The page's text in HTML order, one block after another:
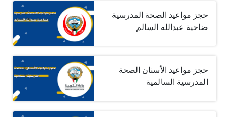
حجز مواعيد الصحة المدرسية
ضاحية عبدالله السالم
حجز مواعيد الأسنان الصحة
المدرسية السالمية